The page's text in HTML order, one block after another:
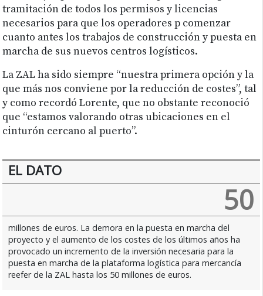
tramitación de todos los permisos y licencias
necesarios para que los operadores p comenzar
cuanto antes los trabajos de construcción y puesta en
marcha de sus nuevos centros logísticos.
La ZAL ha sido siempre “nuestra primera opción y la
que más nos conviene por la reducción de costes”, tal
y como recordó Lorente, que no obstante reconoció
que “estamos valorando otras ubicaciones en el
cinturón cercano al puerto”.
EL DATO
50
millones de euros. La demora en la puesta en marcha del
proyecto y el aumento de los costes de los últimos años ha
provocado un incremento de la inversión necesaria para la
puesta en marcha de la plataforma logística para mercancía
reefer de la ZAL hasta los 50 millones de euros.